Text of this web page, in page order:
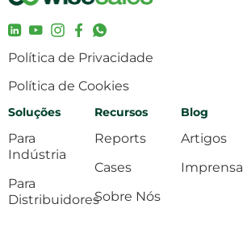
Política de Privacidade
Política de Cookies
Soluções
Para
Indústria
Para
Distribuidores
Recursos
Reports
Cases
Sobre Nós
Blog
Artigos
Imprensa